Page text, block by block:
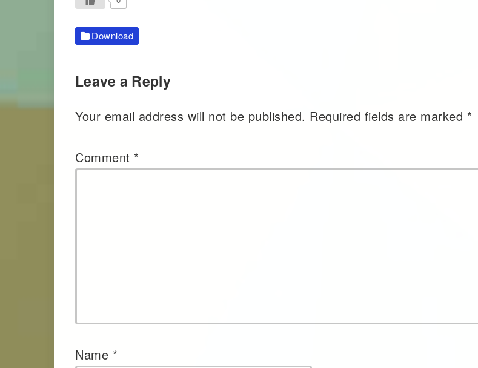
Download
Leave a Reply
Your email address will not be published. Required fields are marked *
Comment *
Name *